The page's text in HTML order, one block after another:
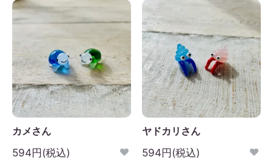
2026年9月
月 火 木 金 土
1
7 8 9
カメさん
594円(税込)
ヤドカリさん
594円(税込)